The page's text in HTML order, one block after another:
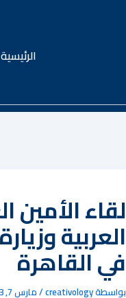
الرئيسية
لقاء الأمين
العربية
في القاهرة
بواسطةcreativology
/مارس 7, 2023